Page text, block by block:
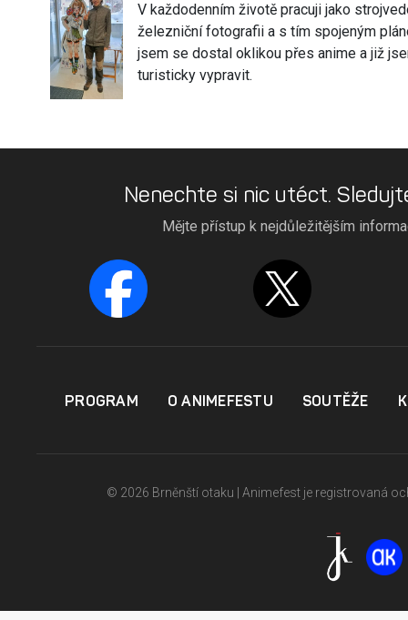
V každodenním životě pracuji jako
železniční fotografii a s tím spojeným
jsem se dostal oklikou přes anime a již
turisticky vypravit.
Nenechte si nic utéct.
Mějte přístup k nejdůležitějším
PROGRAM O ANIMEFESTU SOUTĚŽE
© 2026 Brněnští otaku | Animefest je registrovaná